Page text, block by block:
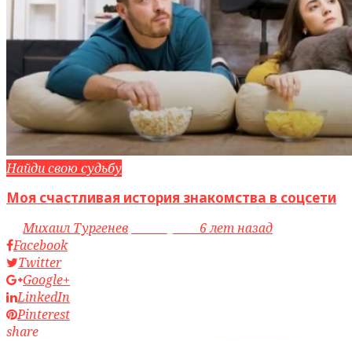
Найди свою судьбу
Моя счастливая история знакомства в соцсети
byМихаил Тургенев
6 лет назад
Facebook
Twitter
Google+
LinkedIn
Pinterest
share